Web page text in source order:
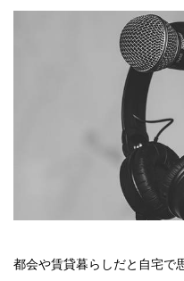
都会や賃貸暮らしだと自宅で